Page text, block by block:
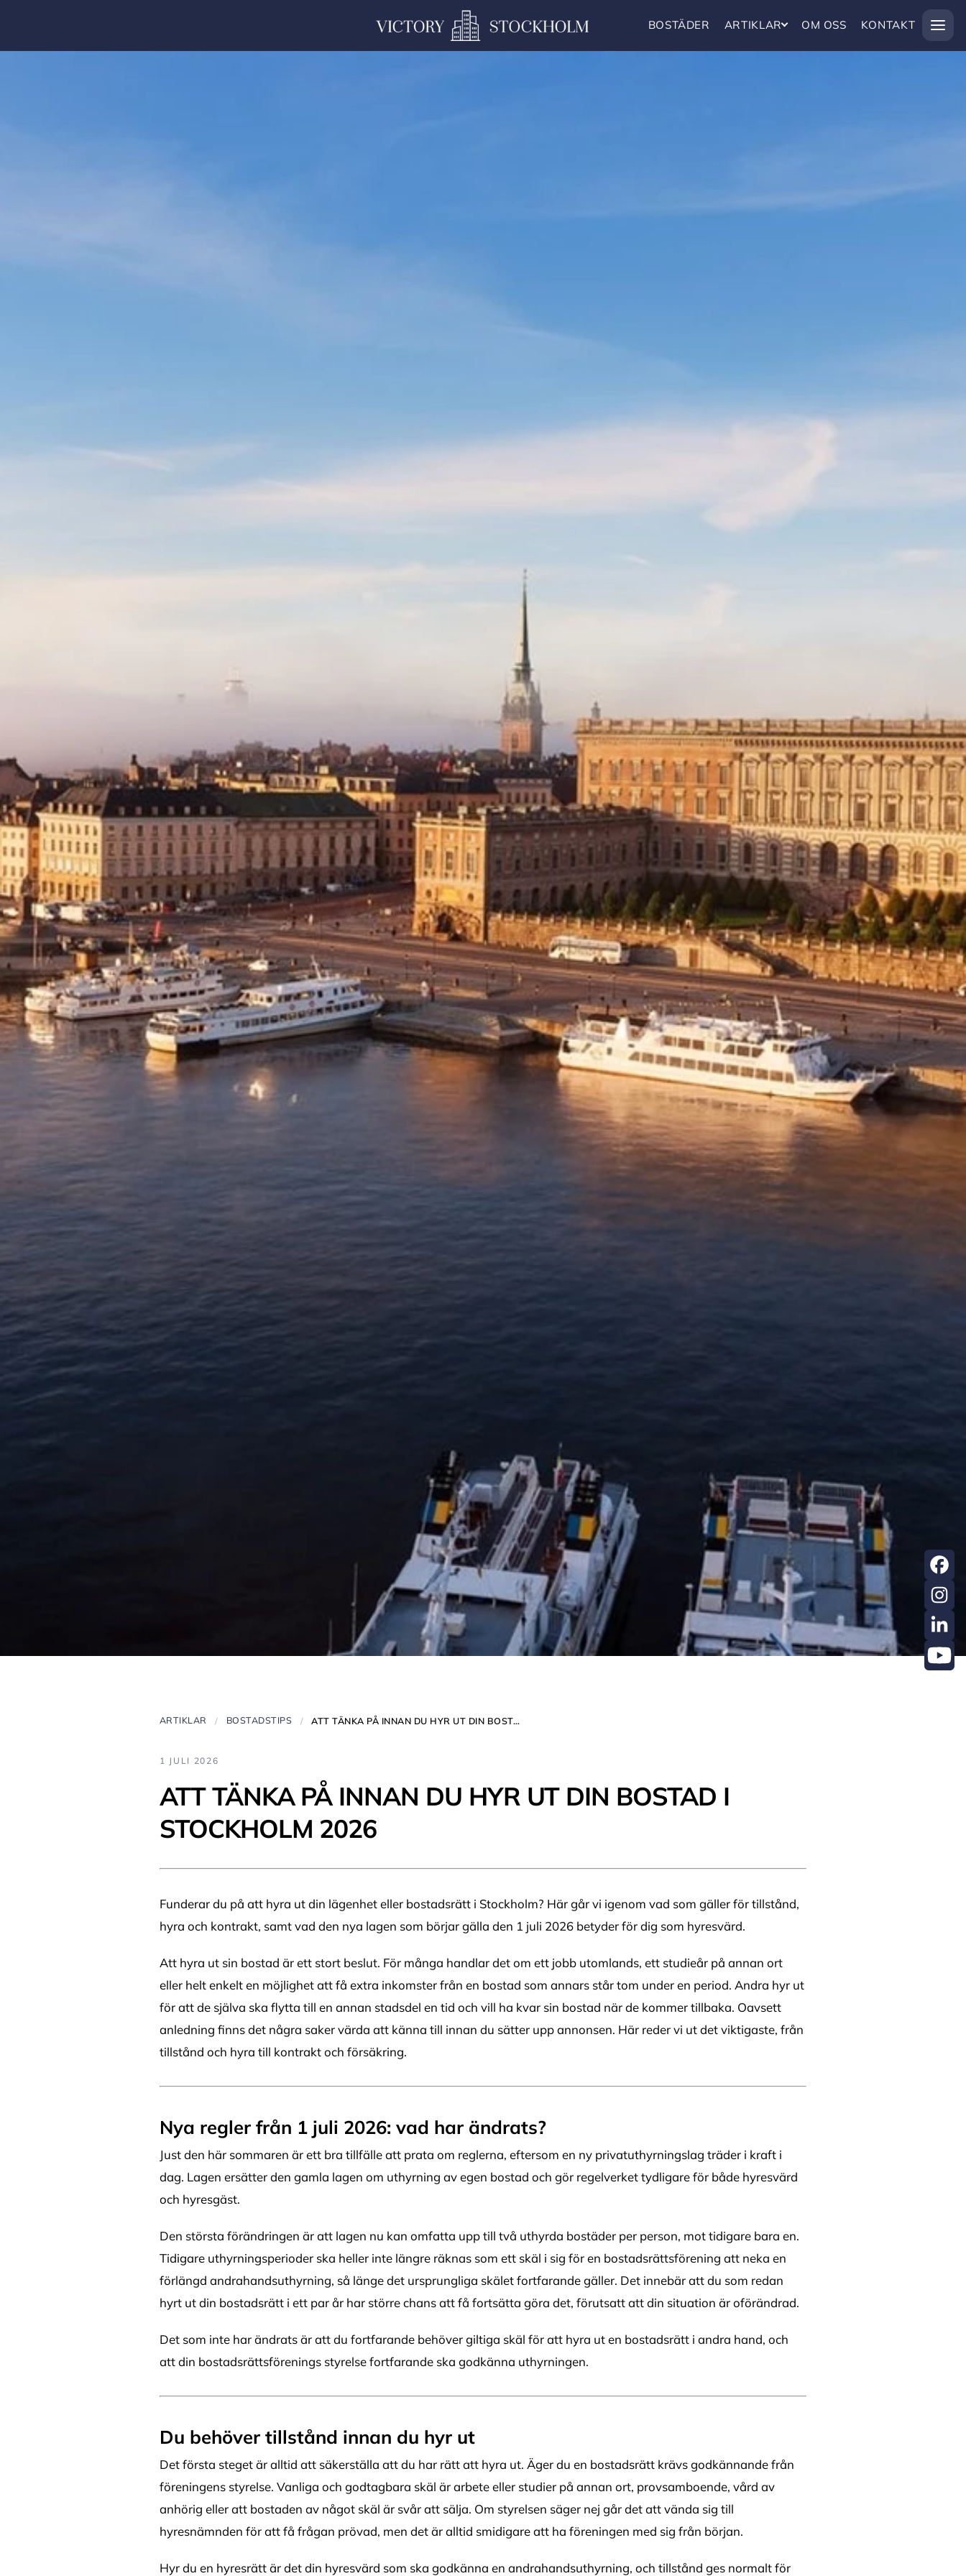
BOSTÄDER ARTIKLAR OM OSS KONTAKT
ARTIKLAR BOSTADSTIPS ATT TÄNKA PÅ INNAN DU HYR UT DIN BOSTAD I STOCKHOLM 2026
1 JULI 2026
ATT TÄNKA PÅ INNAN DU HYR UT DIN BOSTAD I
STOCKHOLM 2026
Funderar du på att hyra ut din lägenhet eller bostadsrätt i Stockholm? Här går vi igenom vad som gäller för tillstånd,
hyra och kontrakt, samt vad den nya lagen som börjar gälla den 1 juli 2026 betyder för dig som hyresvärd.
Att hyra ut sin bostad är ett stort beslut. För många handlar det om ett jobb utomlands, ett studieår på annan ort
eller helt enkelt en möjlighet att få extra inkomster från en bostad som annars står tom under en period. Andra hyr ut
för att de själva ska flytta till en annan stadsdel en tid och vill ha kvar sin bostad när de kommer tillbaka. Oavsett
anledning finns det några saker värda att känna till innan du sätter upp annonsen. Här reder vi ut det viktigaste, från
tillstånd och hyra till kontrakt och försäkring.
Nya regler från 1 juli 2026: vad har ändrats?
Just den här sommaren är ett bra tillfälle att prata om reglerna, eftersom en ny privatuthyrningslag träder i kraft i
dag. Lagen ersätter den gamla lagen om uthyrning av egen bostad och gör regelverket tydligare för både hyresvärd
och hyresgäst.
Den största förändringen är att lagen nu kan omfatta upp till två uthyrda bostäder per person, mot tidigare bara en.
Tidigare uthyrningsperioder ska heller inte längre räknas som ett skäl i sig för en bostadsrättsförening att neka en
förlängd andrahandsuthyrning, så länge det ursprungliga skälet fortfarande gäller. Det innebär att du som redan
hyrt ut din bostadsrätt i ett par år har större chans att få fortsätta göra det, förutsatt att din situation är oförändrad.
Det som inte har ändrats är att du fortfarande behöver giltiga skäl för att hyra ut en bostadsrätt i andra hand, och
att din bostadsrättsförenings styrelse fortfarande ska godkänna uthyrningen.
Du behöver tillstånd innan du hyr ut
Det första steget är alltid att säkerställa att du har rätt att hyra ut. Äger du en bostadsrätt krävs godkännande från
föreningens styrelse. Vanliga och godtagbara skäl är arbete eller studier på annan ort, provsamboende, vård av
anhörig eller att bostaden av något skäl är svår att sälja. Om styrelsen säger nej går det att vända sig till
hyresnämnden för att få frågan prövad, men det är alltid smidigare att ha föreningen med sig från början.
Hyr du en hyresrätt är det din hyresvärd som ska godkänna en andrahandsuthyrning, och tillstånd ges normalt för